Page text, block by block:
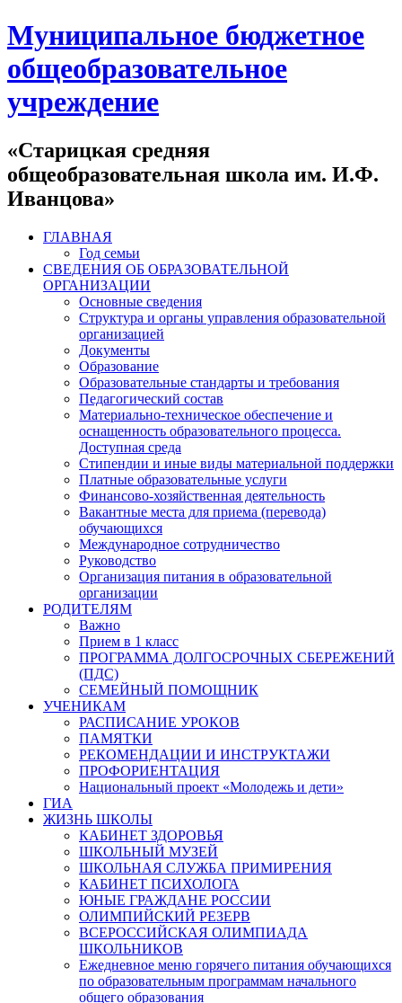
Муниципальное бюджетное
общеобразовательное
учреждение
«Старицкая средняя
общеобразовательная школа им. И.Ф.
Иванцова»
ГЛАВНАЯ
Год семьи
СВЕДЕНИЯ ОБ ОБРАЗОВАТЕЛЬНОЙ
ОРГАНИЗАЦИИ
Основные сведения
Структура и органы управления образовательной
организацией
Документы
Образование
Образовательные стандарты и требования
Педагогический состав
Материально-техническое обеспечение и
оснащенность образовательного процесса.
Доступная среда
Стипендии и иные виды материальной поддержки
Платные образовательные услуги
Финансово-хозяйственная деятельность
Вакантные места для приема (перевода)
обучающихся
Международное сотрудничество
Руководство
Организация питания в образовательной
организации
РОДИТЕЛЯМ
Важно
Прием в 1 класс
ПРОГРАММА ДОЛГОСРОЧНЫХ СБЕРЕЖЕНИЙ
(ПДС)
СЕМЕЙНЫЙ ПОМОЩНИК
УЧЕНИКАМ
РАСПИСАНИЕ УРОКОВ
ПАМЯТКИ
РЕКОМЕНДАЦИИ И ИНСТРУКТАЖИ
ПРОФОРИЕНТАЦИЯ
Национальный проект «Молодежь и дети»
ГИА
ЖИЗНЬ ШКОЛЫ
КАБИНЕТ ЗДОРОВЬЯ
ШКОЛЬНЫЙ МУЗЕЙ
ШКОЛЬНАЯ СЛУЖБА ПРИМИРЕНИЯ
КАБИНЕТ ПСИХОЛОГА
ЮНЫЕ ГРАЖДАНЕ РОССИИ
ОЛИМПИЙСКИЙ РЕЗЕРВ
ВСЕРОССИЙСКАЯ ОЛИМПИАДА
ШКОЛЬНИКОВ
Ежедневное меню горячего питания обучающихся
по образовательным программам начального
общего образования